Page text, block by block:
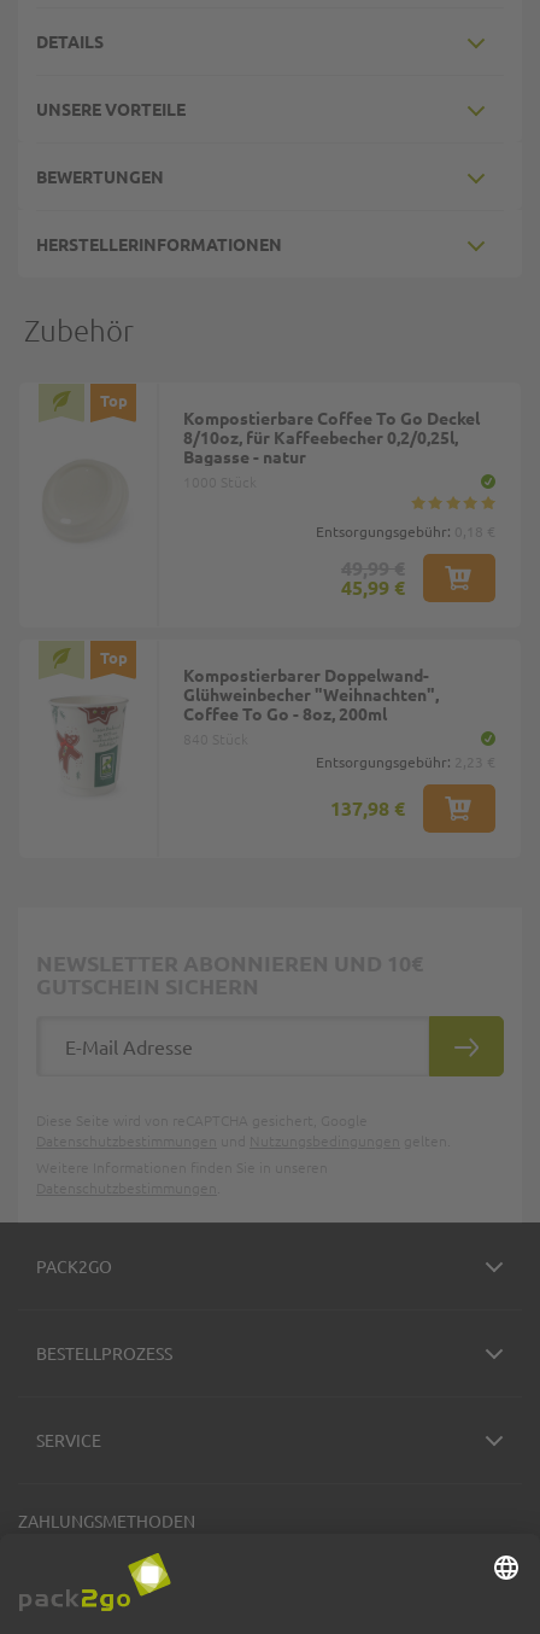
DETAILS
UNSERE VORTEILE
BEWERTUNGEN
HERSTELLERINFORMATIONEN
Zubehör
Top
Kompostierbare Coffee To Go Deckel
8/10oz, für Kaffeebecher 0,2/0,25l,
Bagasse - natur
Entsorgungsgebühr:
45,99 €
Top
Kompostierbarer Doppelwand-
Glühweinbecher "Weihnachten",
Coffee To Go - 8oz, 200ml
Entsorgungsgebühr:
137,98 €
PACK2GO
BESTELLPROZESS
SERVICE
ZAHLUNGSMETHODEN